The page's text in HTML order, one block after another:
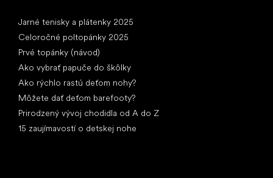
Jarné tenisky a plátenky 2025
Celoročné poltopánky 2025
Prvé topánky (návod)
Ako vybrať papuče do škôlky
Ako rýchlo rastú deťom nohy?
Môžete dať deťom barefooty?
Prirodzený vývoj chodidla od A do Z
15 zaujímavostí o detskej nohe